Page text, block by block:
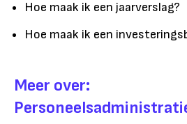
Hoe maak ik een jaarverslag?
Hoe maak ik een
Meer over: